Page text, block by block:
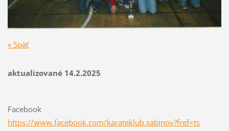
« Späť
aktualizované 14.2.2025
Facebook
https://www.facebook.com/karateklub.sabinov?fref=ts